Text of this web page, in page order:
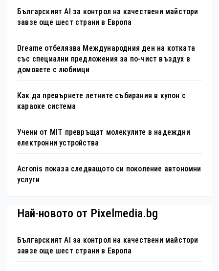
Българският AI за контрол на качествени майстори
завзе още шест страни в Европа
Dreame отбелязва Международния ден на котката
със специални предложения за по-чист въздух в
домовете с любимци
Как да превърнете летните събирания в купон с
караоке система
Учени от MIT превръщат молекулите в надеждни
електронни устройства
Acronis показа следващото си поколение автономни
услуги
Най-новото от Pixelmedia.bg
Българският AI за контрол на качествени майстори
завзе още шест страни в Европа